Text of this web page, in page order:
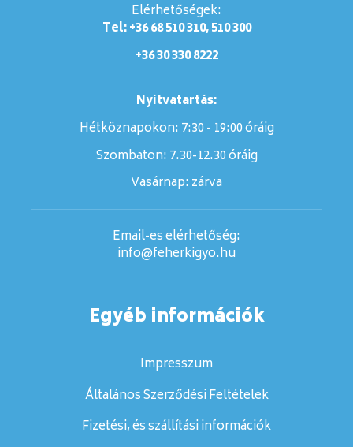
Elérhetőségek:
Tel: +36 68 510 310, 510 300
+36 30 330 8222
Nyitvatartás:
Hétköznapokon: 7:30 - 19:00 óráig
Szombaton:7.30-12.30 óráig
Vasárnap:zárva
Email-es elérhetőség:
info@feherkigyo.hu
Egyéb információk
Impresszum
Általános Szerződési Feltételek
Fizetési, és szállítási információk